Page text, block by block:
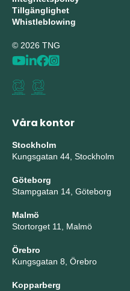
Tillgänglighet
Whistleblowing
© 2026 TNG
Våra kontor
Stockholm
Kungsgatan 44, Stockholm
Göteborg
Stampgatan 14, Göteborg
Malmö
Stortorget 11, Malmö
Örebro
Kungsgatan 8, Örebro
Kopparberg